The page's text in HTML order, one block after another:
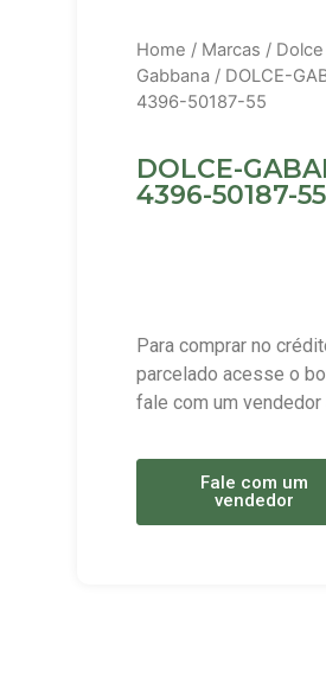
Home / Marcas /
Gabbana / DOLCE-
4396-50187-55
DOLCE-
4396-50187-55
Para comprar no
parcelado acesse o
fale com um vendedor
Fale com um
vendedor